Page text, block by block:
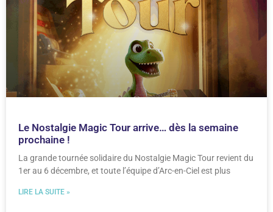
Le Nostalgie Magic Tour arrive… dès la semaine
prochaine !
La grande tournée solidaire du Nostalgie Magic Tour revient du
1er au 6 décembre, et toute l’équipe d’Arc-en-Ciel est plus
LIRE LA SUITE »